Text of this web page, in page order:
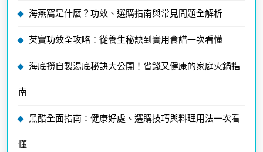
海燕窩是什麼？功效、選購指南與常見問題全解析
芡實功效全攻略：從養生秘訣到實用食譜一次看懂
海底撈自製湯底秘訣大公開！省錢又健康的家庭火鍋指
南
黑醋全面指南：健康好處、選購技巧與料理用法一次看
懂